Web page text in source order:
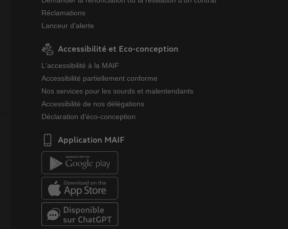
Réclamations
Lanceur d'alerte
Accessibilité et Eco-conception
L'accessibilité à la MAIF
Accessibilité partiellement conforme
Nos services pour les sourds et malentendants
Accessibilité de nos délégations
Déclaration d'éco-conception
Application MAIF